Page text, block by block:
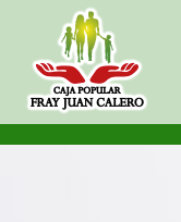
contenido
principal